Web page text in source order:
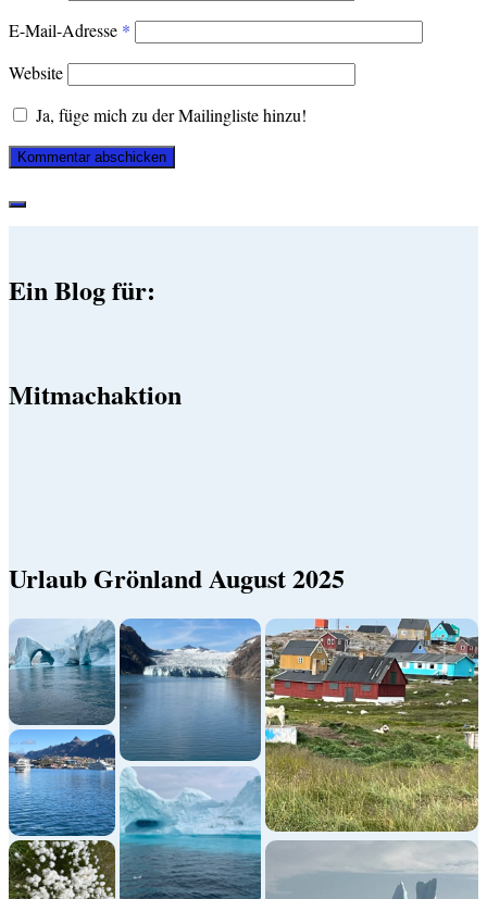
E-Mail-Adresse *
Website
Ja, füge mich zu der Mailingliste hinzu!
Ein Blog für:
Mitmachaktion
Urlaub Grönland August 2025